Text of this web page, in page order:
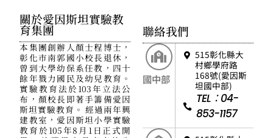
關於愛因斯坦實驗教
育集團
本集團創辦人顏士程博士，
彰化市南郭國小校長退休，
曾到大學幼保系任教，四十
餘年戮力國民及幼兒教育。
實驗教育法於103年立法公
布，顏校長即著手籌備愛因
斯坦實驗教育。 經過兩年興
建教室，愛因斯坦小學實驗
教育於105年8月1日正式開
聯絡我們
國中部
515彰化縣大
村鄉學府路
168號(愛因斯
坦國中部)
TEL：04-
853-1157